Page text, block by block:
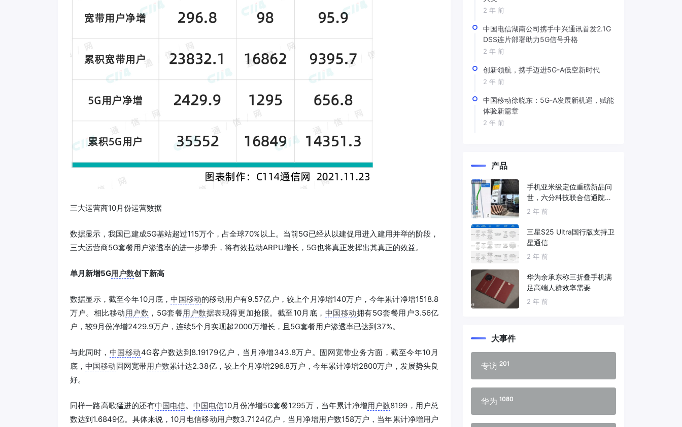
三大运营商10月份运营数据
数据显示，我国已建成5G基站超过115万个，占全球70%以上。当前5G已经从以建促用进入建用并举的阶段，
三大运营商5G套餐用户渗透率的进一步攀升，将有效拉动ARPU增长，5G也将真正发挥出其真正的效益。
单月新增5G用户数创下新高
数据显示，截至今年10月底，中国移动的移动用户有9.57亿户，较上个月净增140万户，今年累计净增1518.8
万户。相比移动 用户数 ，5G套餐用户数据表现得更加抢眼。截至10月底， 中国移动拥有5G套餐用户3.56亿
户，较9月份净增2429.9万户，连续5个月实现超2000万增长，且5G套餐用户渗透率已达到37%。
与此同时， 中国移动4G客户数达到8.19179亿户，当月净增343.8万户。固网宽带业务方面，截至今年10月
底，中国移动固网宽带用户数累计达2.38亿，较上个月净增296.8万户，今年累计净增2800万户，发展势头良
好。
同样一路高歌猛进的还有中国电信。 中国电信10月份净增5G套餐1295万，当年累计净增用户数8199，用户总
数达到1.6849亿。具体来说，10月电信移动用户数3.7124亿户，当月净增用户数158万户，当年累计净增用户
2 年 前
中国电信湖南公司携手中兴通讯首发2.1G
DSS连片部署助力5G信号升格
2 年 前
创新领航，携手迈进5G-A低空新时代
2 年 前
中国移动徐晓东：5G-A发展新机遇，赋能
体验新篇章
2 年 前
产品
手机亚米级定位重磅新品问
世，六分科技联合信通院发
布免费服务
2 年 前
三星S25 Ultra国行版支持卫
星通信
2 年 前
华为余承东称三折叠手机满
足高端人群效率需要
2 年 前
大事件
专访 201
华为 1080